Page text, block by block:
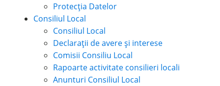
Protecția Datelor
Consiliul Local
Consiliul Local
Declarații de avere și interese
Comisii Consiliu Local
Rapoarte activitate consilieri locali
Anunturi Consiliul Local